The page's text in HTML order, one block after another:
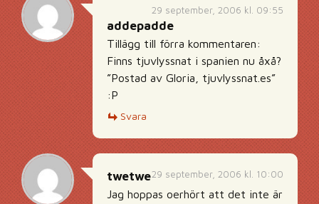
29 september, 2006 kl. 09:55
addepadde
Tillägg till förra kommentaren:
Finns tjuvlyssnat i spanien nu åxå?
”Postad av Gloria, tjuvlyssnat.es”
:P
Svara
29 september, 2006 kl. 10:00
twetwe
Jag hoppas oerhört att det inte är